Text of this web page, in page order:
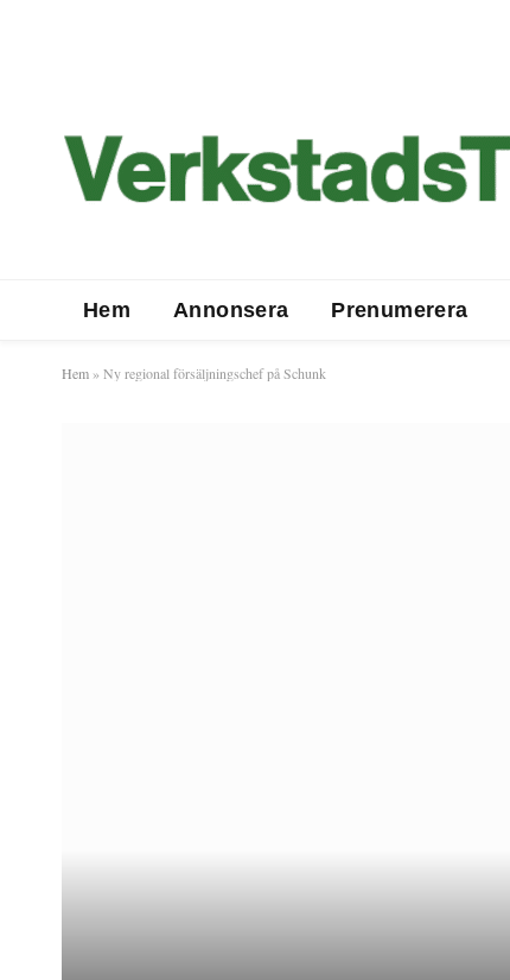
Hem Annonsera Prenumerera
Hem » Ny regional försäljningschef på Schunk